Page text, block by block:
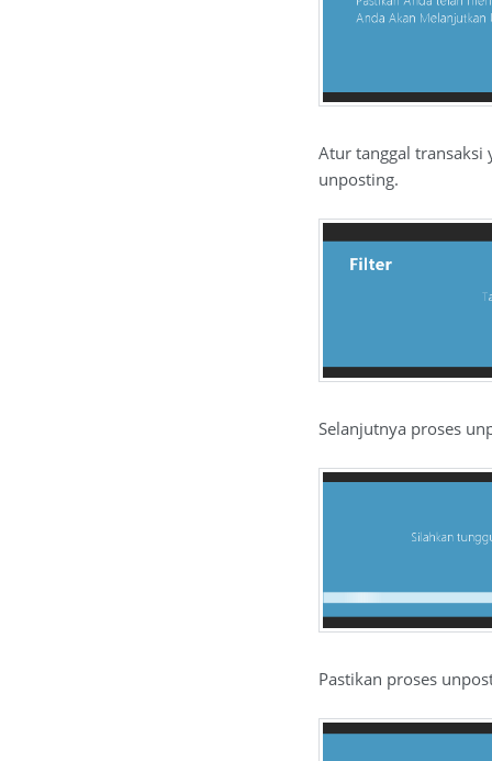
Atur tanggal
unposting.
Selanjutnya proses
Pastikan proses